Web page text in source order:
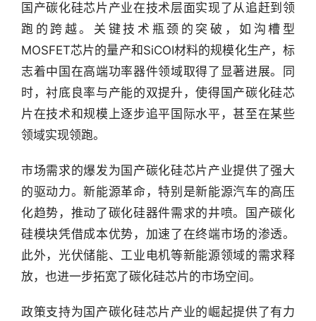
国产碳化硅芯片产业在技术层面实现了从追赶到领
跑的跨越。关键技术瓶颈的突破，如沟槽型
MOSFET芯片的量产和SiCOI材料的规模化生产，标
志着中国在高端功率器件领域取得了显著进展。同
时，衬底良率与产能的双提升，使得国产碳化硅芯
片在技术和规模上逐步追平国际水平，甚至在某些
领域实现领跑。
市场需求的爆发为国产碳化硅芯片产业提供了强大
的驱动力。新能源革命，特别是新能源汽车的高压
化趋势，推动了碳化硅器件需求的井喷。国产碳化
硅模块凭借成本优势，加速了在终端市场的渗透。
此外，光伏储能、工业电机等新能源领域的需求释
放，也进一步拓宽了碳化硅芯片的市场空间。
政策支持为国产碳化硅芯片产业的崛起提供了有力